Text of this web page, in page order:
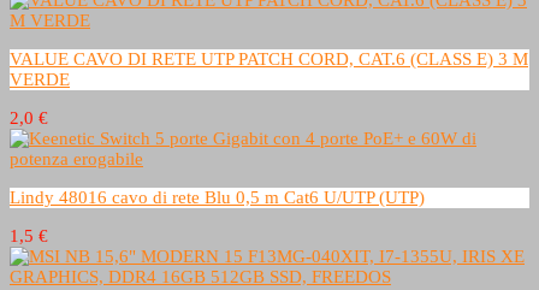
VALUE CAVO DI RETE UTP PATCH CORD, CAT.6 (CLASS E) 3 M
VERDE
2,0 €
Lindy 48016 cavo di rete Blu 0,5 m Cat6 U/UTP (UTP)
1,5 €